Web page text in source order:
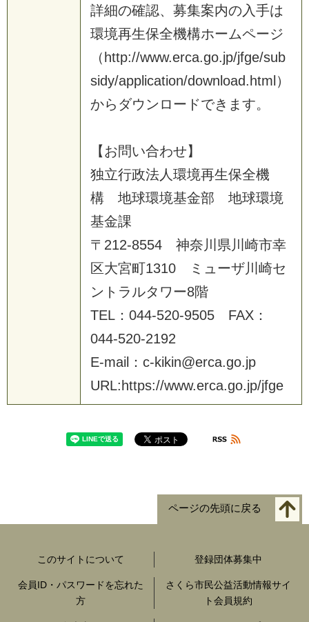
詳細の確認、 募集案内の 入手は
環境再生保全機構ホームページ
（ http://www.erca.go.jp/jfge/sub
sidy/app ication/down oad. htm ）
から ダウ ンロー ドでき ま す。
【 お問い合わせ】
独立行政法人環境再生保全機
構
地球環境基金部 地球環境
基金課
〒 212-8554 神奈 川 県 川 崎市幸
区大宮町1310 ミ ュ ーザ川 崎セ
ン ト ラ ルタ ワー8階
TEL ： 044-520-9505 FAX ：
044-520-2192
E-mai ： c-kikin@erca.go.jp
URL: https://www.erca.go.jp/jfge
ページの先頭に戻る
このサイトについて 登録団体募集中
会員ID・パスワードを忘れた
方
さくら市民公益活動情報サイ
ト会員規約